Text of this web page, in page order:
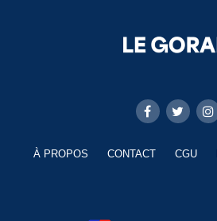
À PROPOS CONTACT CGU